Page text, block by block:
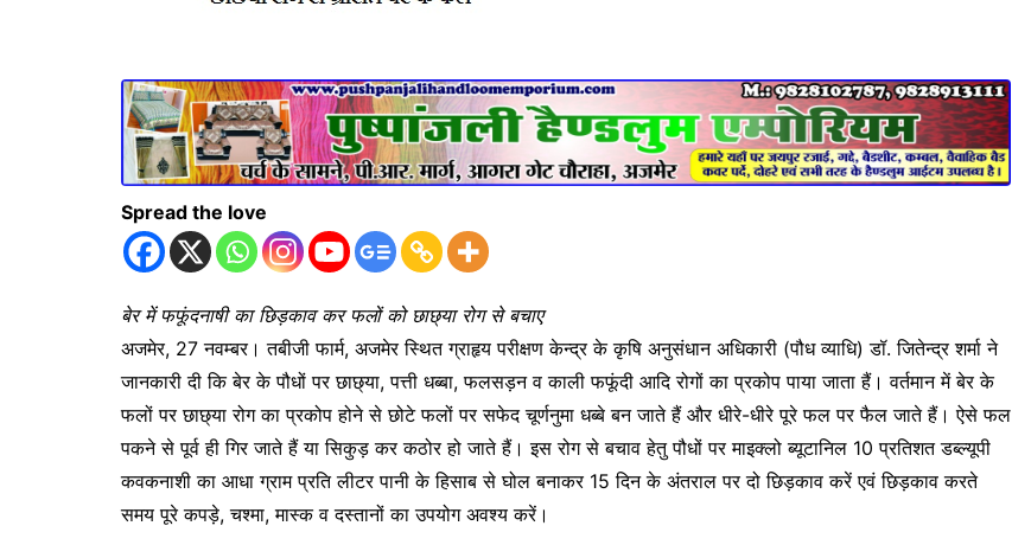
Spread the love
बेर में फफूंदनाषी का छिड़काव कर फलों को छाछ्या रोग से बचाए
अजमेर, 27 नवम्बर। तबीजी फार्म, अजमेर स्थित ग्राहृय परीक्षण केन्द्र के कृषि अनुसंधान अधिकारी (पौध व्याधि) डॉ. जितेन्द्र शर्मा ने
जानकारी दी कि बेर के पौधों पर छाछ्या, पत्ती धब्बा, फलसड़न व काली फफूंदी आदि रोगों का प्रकोप पाया जाता हैं। वर्तमान में बेर के
फलों पर छाछ्या रोग का प्रकोप होने से छोटे फलों पर सफेद चूर्णनुमा धब्बे बन जाते हैं और धीरे-धीरे पूरे फल पर फैल जाते हैं। ऐसे फल
पकने से पूर्व ही गिर जाते हैं या सिकुड़ कर कठोर हो जाते हैं। इस रोग से बचाव हेतु पौधों पर माइक्लो ब्यूटानिल 10 प्रतिशत डब्ल्यूपी
कवकनाशी का आधा ग्राम प्रति लीटर पानी के हिसाब से घोल बनाकर 15 दिन के अंतराल पर दो छिड़काव करें एवं छिड़काव करते
समय पूरे कपड़े, चश्मा, मास्क व दस्तानों का उपयोग अवश्य करें।